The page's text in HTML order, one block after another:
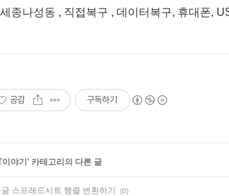
세종나성동 , 직접복구 , 데이터복구, 휴대폰,
공감 구독하기
야기 ' 카테고리의 다른 글
스프레드시트 행렬 변환하기 (0)